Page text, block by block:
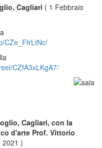
Cagliari ( 1 Febbraio
CZe_FfrLtNc/
CZfA3xLKgA7/
Cagliari, con la
d'arte Prof. Vittorio
2021 )